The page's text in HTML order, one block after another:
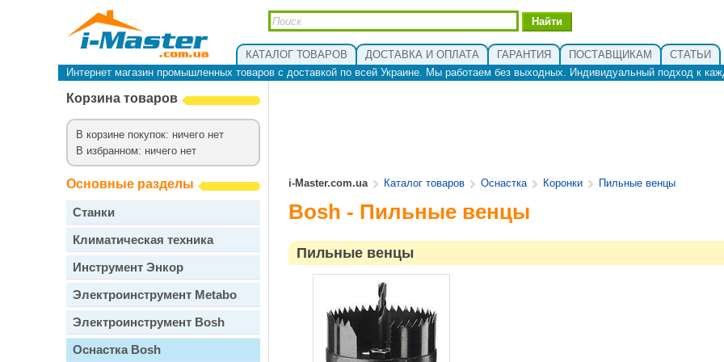
КАТАЛОГ ТОВАРОВ ДОСТАВКА И ОПЛАТА ГАРАНТИЯ ПОСТАВЩИКАМ
СТАТЬИ
Интернет магазин промышленных товаров с доставкой по всей Украине. Мы работаем без выходных. Индивидуальный подход к
Корзина товаров
В корзине покупок: ничего нет
В избранном: ничего нет
Основные разделы
Станки
Климатическая техника
Инструмент Энкор
Электроинструмент Metabo
Электроинструмент Bosh
Оснастка Bosh
i-Master.com.ua Каталог товаров Оснастка Коронки Пильные венцы
Bosh - Пильные венцы
Пильные венцы